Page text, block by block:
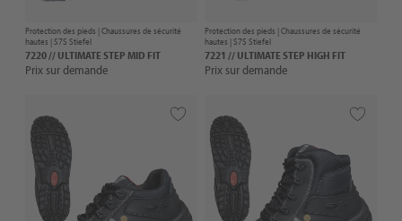
Protection des pieds |Chaussures de sécurité
hautes | S7S Stiefel
7220 // ULTIMATE STEP MID FIT
Prix sur demande
Protection des pieds |Chaussures de sécurité
hautes | S7S Stiefel
7221 // ULTIMATE STEP HIGH FIT
Prix sur demande